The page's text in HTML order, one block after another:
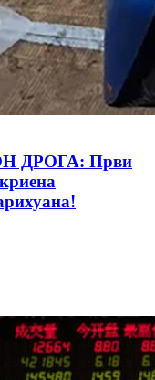
ДРОГА: Први